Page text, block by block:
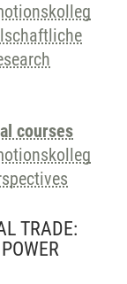
courses
TRADE: